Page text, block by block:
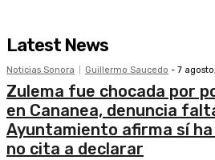
Latest News
Noticias Sonora Guillermo Saucedo - 7
Zulema fue chocada por
en Cananea, denuncia
Ayuntamiento afirma sí ha
no cita a declarar